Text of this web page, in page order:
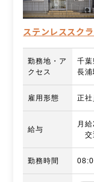
ステンレススク
勤務地・ア
クセス
千
長
雇用形態 正社
給与
月
交
勤務時間